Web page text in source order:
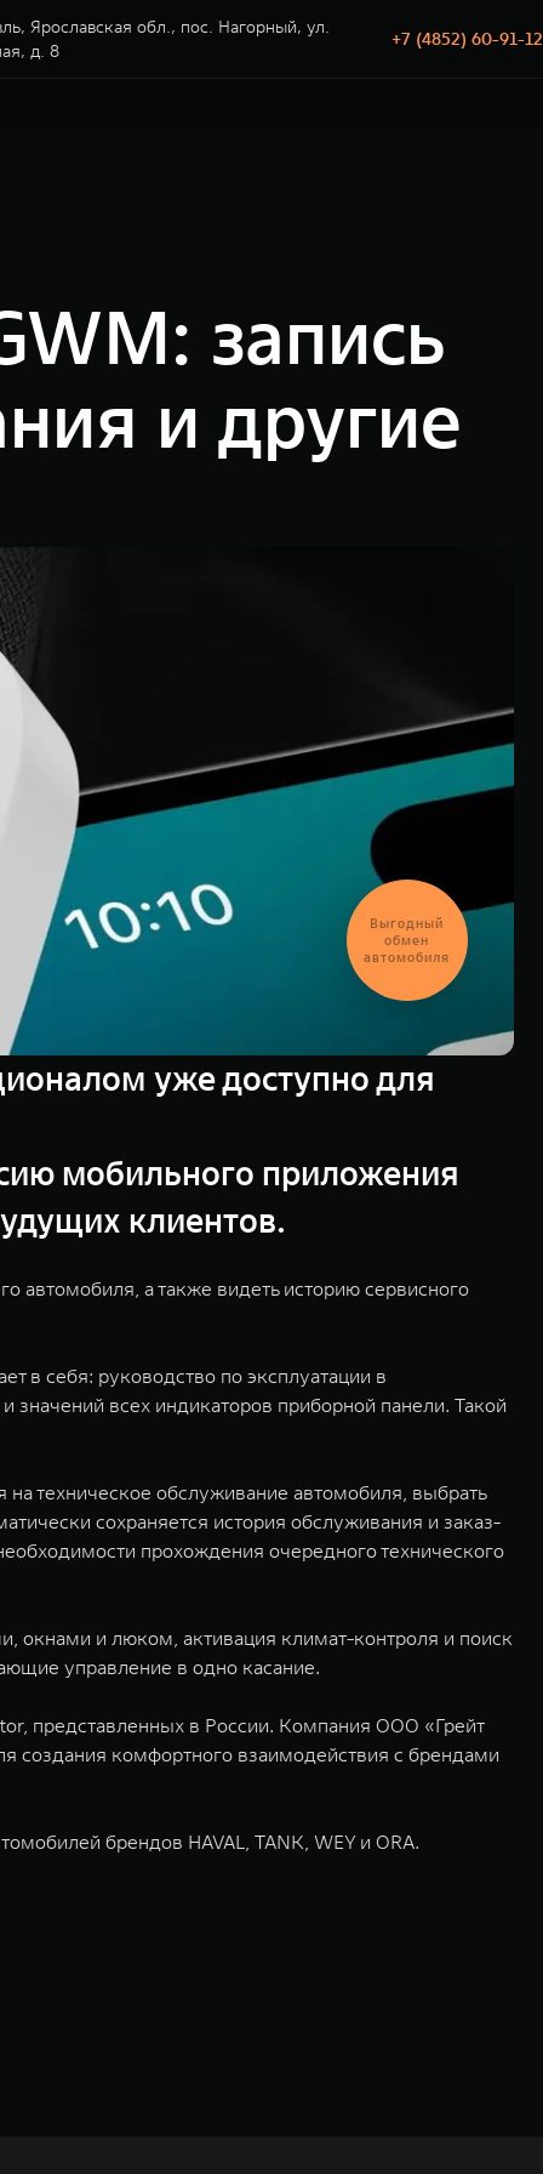
Ярославская обл., пос. Нагорный, ул.
д. 8
+7 (4852) 60-91-12
запись
и другие
уже доступно для
мобильного приложения
клиентов.
автомобиля, а также видеть историю сервисного
в себя: руководство по эксплуатации в
всех индикаторов приборной панели. Такой
техническое обслуживание автомобиля, выбрать
сохраняется история обслуживания и заказ-
прохождения очередного технического
окнами и люком, активация климат-контроля и поиск
управление в одно касание.
представленных в России. Компания ООО «Грейт
создания комфортного взаимодействия с брендами
брендов HAVAL, TANK, WEY и ORA.
технологиях и экологичном производстве. Компания была
исследования и разработки, производство, продажу и
Выгодный
обмен
автомобиля